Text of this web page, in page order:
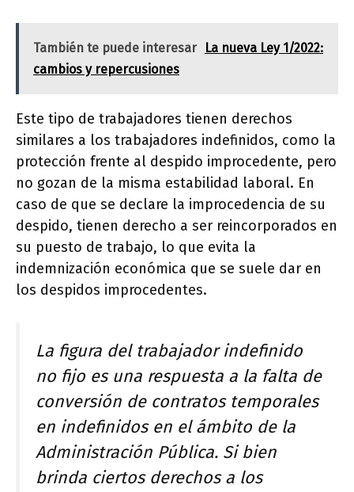
También te puede interesar
La nueva Ley 1/2022:
cambios y repercusiones
Este tipo de trabajadores tienen derechos
similares a los trabajadores indefinidos, como la
protección frente al despido improcedente, pero
no gozan de la misma estabilidad laboral. En
caso de que se declare la improcedencia de su
despido, tienen derecho a ser reincorporados en
su puesto de trabajo, lo que evita la
indemnización económica que se suele dar en
los despidos improcedentes.
La figura del trabajador indefinido
no fijo es una respuesta a la falta de
conversión de contratos temporales
en indefinidos en el ámbito de la
Administración Pública. Si bien
brinda ciertos derechos a los